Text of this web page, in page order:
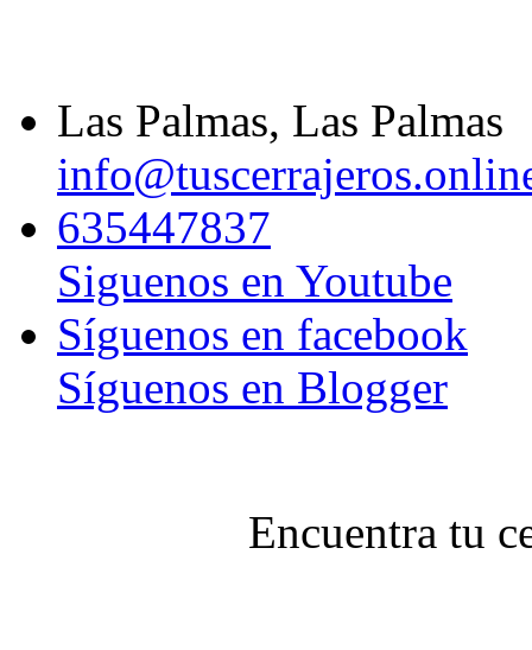
Las Palmas, Las Palmas
635447837
Siguenos en Youtube
Síguenos en facebook
Síguenos en Blogger
Encuentra tu